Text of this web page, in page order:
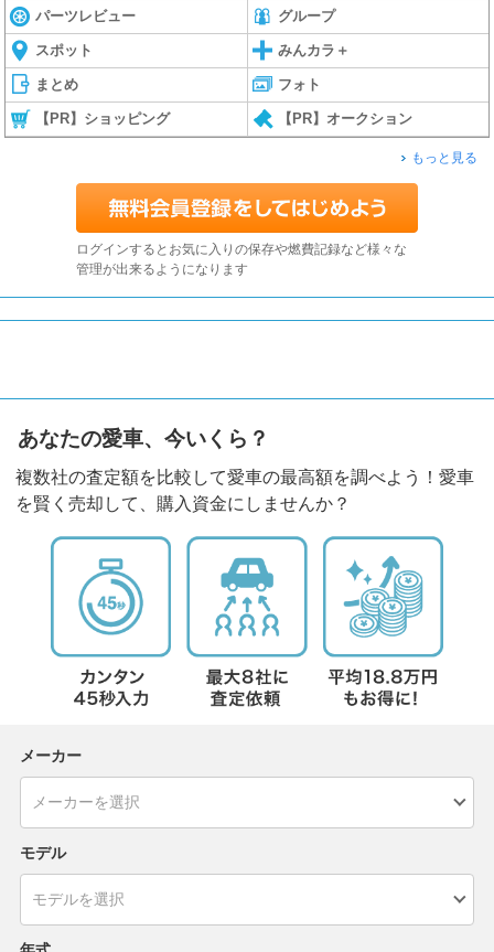
パーツレビュー グループ
スポット みんカラ＋
まとめ フォト
【PR】ショッピング 【PR】オークション
もっと見る
ログインするとお気に入りの保存や燃費記録など様々な
管理が出来るようになります
あなたの愛車、今いくら？
複数社の査定額を比較して愛車の最高額を調べよう！愛車
を賢く売却して、購入資金にしませんか？
メーカー
モデル